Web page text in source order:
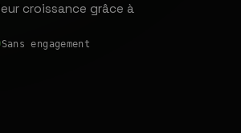
croissance grâce à
Sans engagement